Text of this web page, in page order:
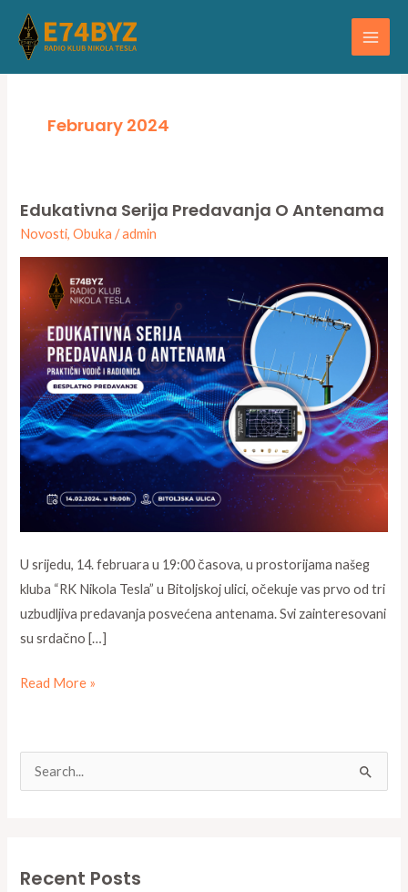
content
Main
February 2024
Edukativna Serija Predavanja O Antenama
Novosti,Obuka /admin
U srijedu, 14. februara u 19:00 časova, u prostorijama našeg
kluba “RK Nikola Tesla” u Bitoljskoj ulici, očekuje vas prvo od tri
uzbudljiva predavanja posvećena antenama. Svi zainteresovani
su srdačno […]
Edukativna
serija
predavanja
antenama
Read More »
c
Recent Posts